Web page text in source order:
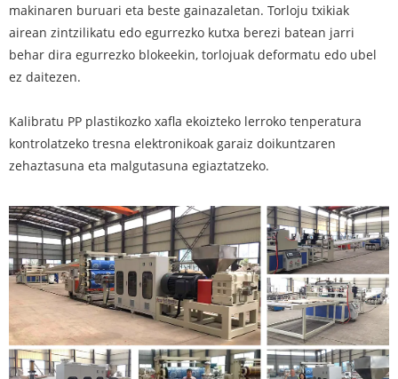
makinaren buruari eta beste gainazaletan. Torloju txikiak
airean zintzilikatu edo egurrezko kutxa berezi batean jarri
behar dira egurrezko blokeekin, torlojuak deformatu edo ubel
ez daitezen.
Kalibratu PP plastikozko xafla ekoizteko lerroko tenperatura
kontrolatzeko tresna elektronikoak garaiz doikuntzaren
zehaztasuna eta malgutasuna egiaztatzeko.